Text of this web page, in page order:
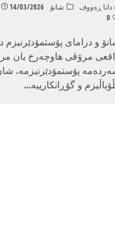
دانا ڕه‌ووف شانۆ 14/03/2026
0
و درامای پۆستمۆدێرنیزم
مرۆڤی هاوچه‌رخ یان
پۆستمۆدێرنیزمە،
و گۆڕانكارییه‌...